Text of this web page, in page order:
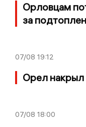
Орловцам
за
07/08 19:12
Орел
07/08 18:00